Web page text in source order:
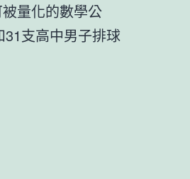
量化的數學公
支高中男子排球